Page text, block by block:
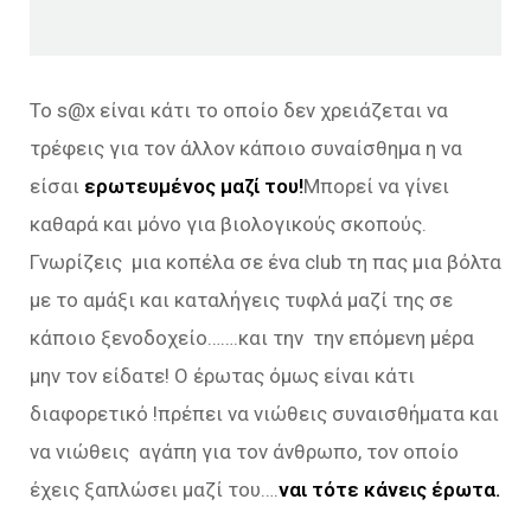
Το s@x είναι κάτι το οποίο δεν χρειάζεται να
τρέφεις για τον άλλον κάποιο συναίσθημα η να
είσαι ερωτευμένος μαζί του!Μπορεί να γίνει
καθαρά και μόνο για βιολογικούς σκοπούς.
Γνωρίζεις μια κοπέλα σε ένα club τη πας μια βόλτα
με το αμάξι και καταλήγεις τυφλά μαζί της σε
κάποιο ξενοδοχείο…….και την την επόμενη μέρα
μην τον είδατε! Ο έρωτας όμως είναι κάτι
διαφορετικό !πρέπει να νιώθεις συναισθήματα και
να νιώθεις αγάπη για τον άνθρωπο, τον οποίο
έχεις ξαπλώσει μαζί του….ναι τότε κάνεις έρωτα.